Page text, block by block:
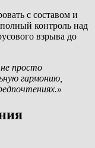
с составом и
контроль над
взрыва до
просто
гармонию,